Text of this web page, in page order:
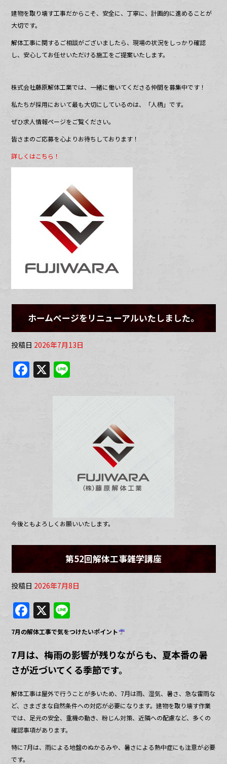
建物を取り壊す工事だからこそ、安全に、丁寧に、計画的に進めることが
大切です。
解体工事に関するご相談がございましたら、現場の状況をしっかり確認
し、安心してお任せいただける施工をご提案いたします。
株式会社藤原解体工業では、一緒に働いてくださる仲間を募集中です！
私たちが採用において最も大切にしているのは、「人柄」です。
ぜひ求人情報ページをご覧ください。
皆さまのご応募を心よりお待ちしております！
詳しくはこちら！
ホームページをリニューアルいたしました。
投稿日 2026年7月13日
F X
e
今後ともよろしくお願いいたします。
第52回解体工事雑学講座
投稿日 2026年7月8日
F
a
c
e
b
o
o
k
X
n
e
7月の解体工事で気をつけたいポイント
7月は、梅雨の影響が残りながらも、夏本番の暑
さが近づいてくる季節です。
解体工事は屋外で行うことが多いため、7月は雨、湿気、暑さ、急な雷雨な
ど、さまざまな自然条件への対応が必要になります。建物を取り壊す作業
では、足元の安全、重機の動き、粉じん対策、近隣への配慮など、多くの
確認事項があります。
特に7月は、雨による地盤のぬかるみや、暑さによる熱中症にも注意が必要
です。